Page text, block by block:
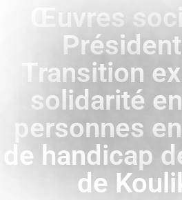
Œuvres
Transition
solidarité
personnes
de handicap
de